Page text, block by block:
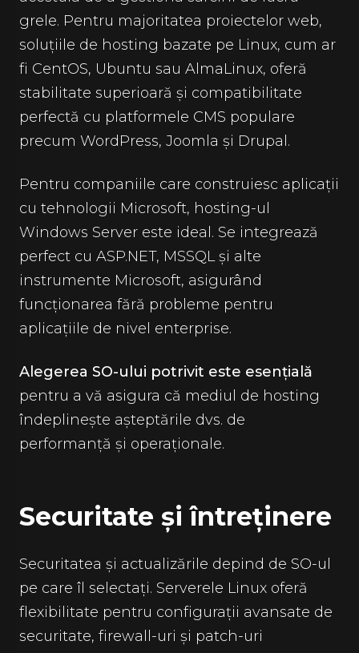
grele. Pentru majoritatea proiectelor web,
soluțiile de hosting bazate pe Linux, cum ar
fi CentOS, Ubuntu sau AlmaLinux, oferă
stabilitate superioară și compatibilitate
perfectă cu platformele CMS populare
precum WordPress, Joomla și Drupal.
Pentru companiile care construiesc aplicații
cu tehnologii Microsoft, hosting-ul
Windows Server este ideal. Se integrează
perfect cu ASP.NET, MSSQL și alte
instrumente Microsoft, asigurând
funcționarea fără probleme pentru
aplicațiile de nivel enterprise.
Alegerea SO-ului potrivit este esențială
pentru a vă asigura că mediul de hosting
îndeplinește așteptările dvs. de
performanță și operaționale.
Securitate și întreținere
Securitatea și actualizările depind de SO-ul
pe care îl selectați. Serverele Linux oferă
flexibilitate pentru configurații avansate de
securitate, firewall-uri și patch-uri